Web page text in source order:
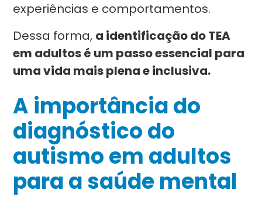
experiências e comportamentos.
Dessa forma, a identificação do TEA
em adultos é um passo essencial para
uma vida mais plena e inclusiva.
A importância do
diagnóstico do
autismo em adultos
para a saúde mental